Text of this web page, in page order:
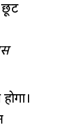
छूट